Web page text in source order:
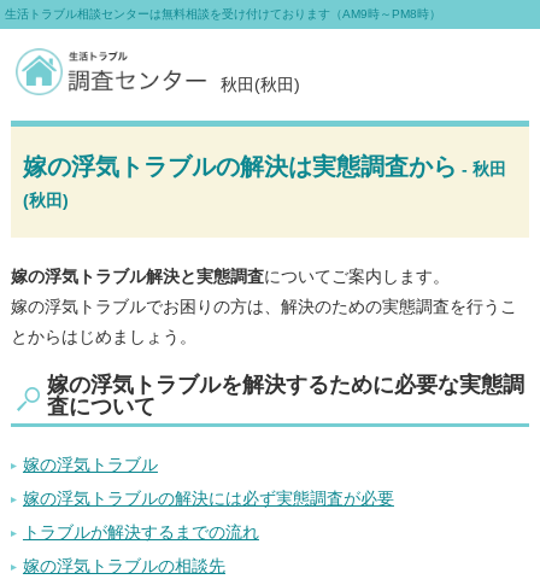
嫁の浮気トラブルの解決は実態調査から - 秋田
(秋田)
嫁の浮気トラブル解決と実態調査についてご案内します。
嫁の浮気トラブルでお困りの方は、解決のための実態調査を行うこ
とからはじめましょう。
嫁の浮気トラブルを解決するために必要な実態調
査について
嫁の浮気トラブル
嫁の浮気トラブルの解決には必ず実態調査が必要
トラブルが解決するまでの流れ
嫁の浮気トラブルの相談先
秋田(秋田)
生活トラブル相談センターは無料相談を受け付けております（AM9時～PM8時）